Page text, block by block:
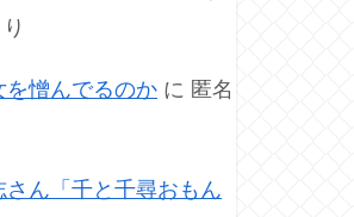
を憎んでるのか に 匿名
さん「千と千尋おもん